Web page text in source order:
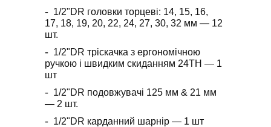
1/2"DR головки торцеві: 14, 15, 16,
17, 18, 19, 20, 22, 24, 27, 30, 32 мм ― 12
шт.
1/2"DR тріскачка з ергономічною
ручкою і швидким скиданням 24ТН ― 1
шт
1/2"DR подовжувачі 125 мм & 21 мм
― 2 шт.
1/2"DR карданний шарнір ― 1 шт